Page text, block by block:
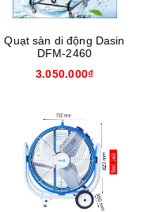
Quạt sàn di động Dasin
DFM-2460
3.050.000₫